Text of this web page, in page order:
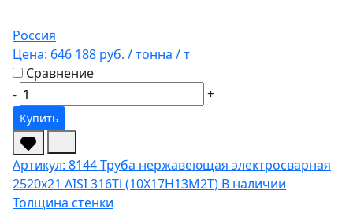
Россия
Цена: 646 188 руб. / тонна / т
Сравнение
-
+
Купить
Артикул: 8144Труба нержавеющая электросварная
2520х21 AISI 316Ti (10Х17Н13М2Т) В наличии
Толщина стенки